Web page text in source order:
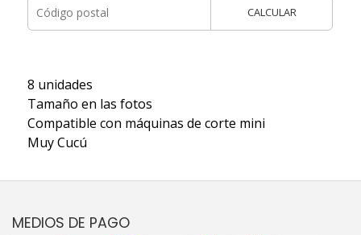
CALCULAR
8 unidades
Tamaño en las fotos
Compatible con máquinas de corte mini
Muy Cucú
MEDIOS DE PAGO